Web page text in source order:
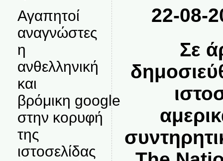
Αγαπητοί
αναγνώστες
η
ανθελληνική
και
βρόμικη google
στην κορυφή
της
ιστοσελίδας
22-08-
Σε